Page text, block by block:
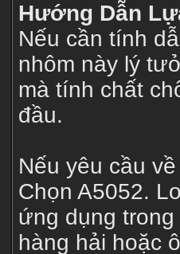
Hướng Dẫn
Nếu cần tính
nhôm này lý
mà tính chất
đầu.
Nếu yêu cầu
Chọn A5052.
ứng dụng
hàng hải hoặc